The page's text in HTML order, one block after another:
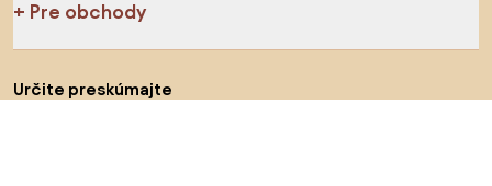
Pre obchody
Určite preskúmajte